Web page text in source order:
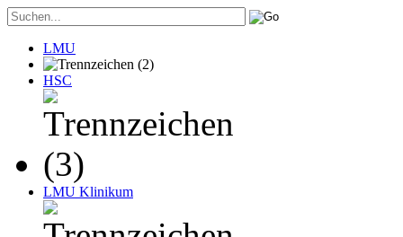
LMU
HSC
LMU Klinikum